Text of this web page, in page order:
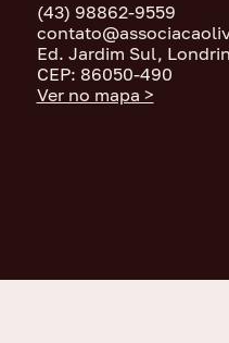
(43) 98862-9559
Ed. Jardim Sul,
CEP: 86050-490
Ver no mapa >